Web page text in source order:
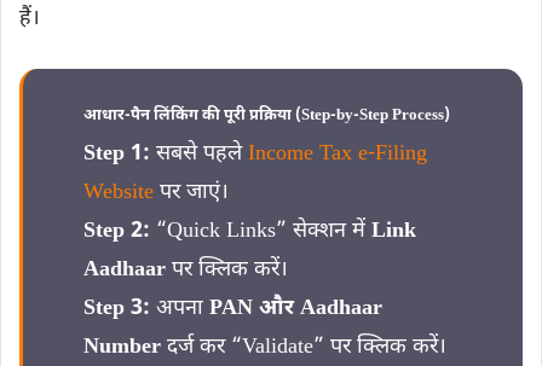
हैं।
आधार-पैन लिंकिंग की पूरी प्रक्रिया (Step-by-Step Process)
Step 1: सबसे पहलेIncome Tax e-Filing
Website पर जाएं।
Step 2: “Quick Links” सेक्शन में Link
Aadhaar पर क्लिक करें।
Step 3: अपना PAN और Aadhaar
Number दर्ज कर “Validate” पर क्लिक करें।